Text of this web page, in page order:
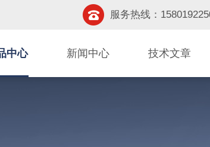
服务热线：
中心 新闻中心 技术文章